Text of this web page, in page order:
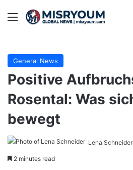
Menu
General News
Positive
Rosental: Was
bewegt
Lena Schneider
2 minutes read